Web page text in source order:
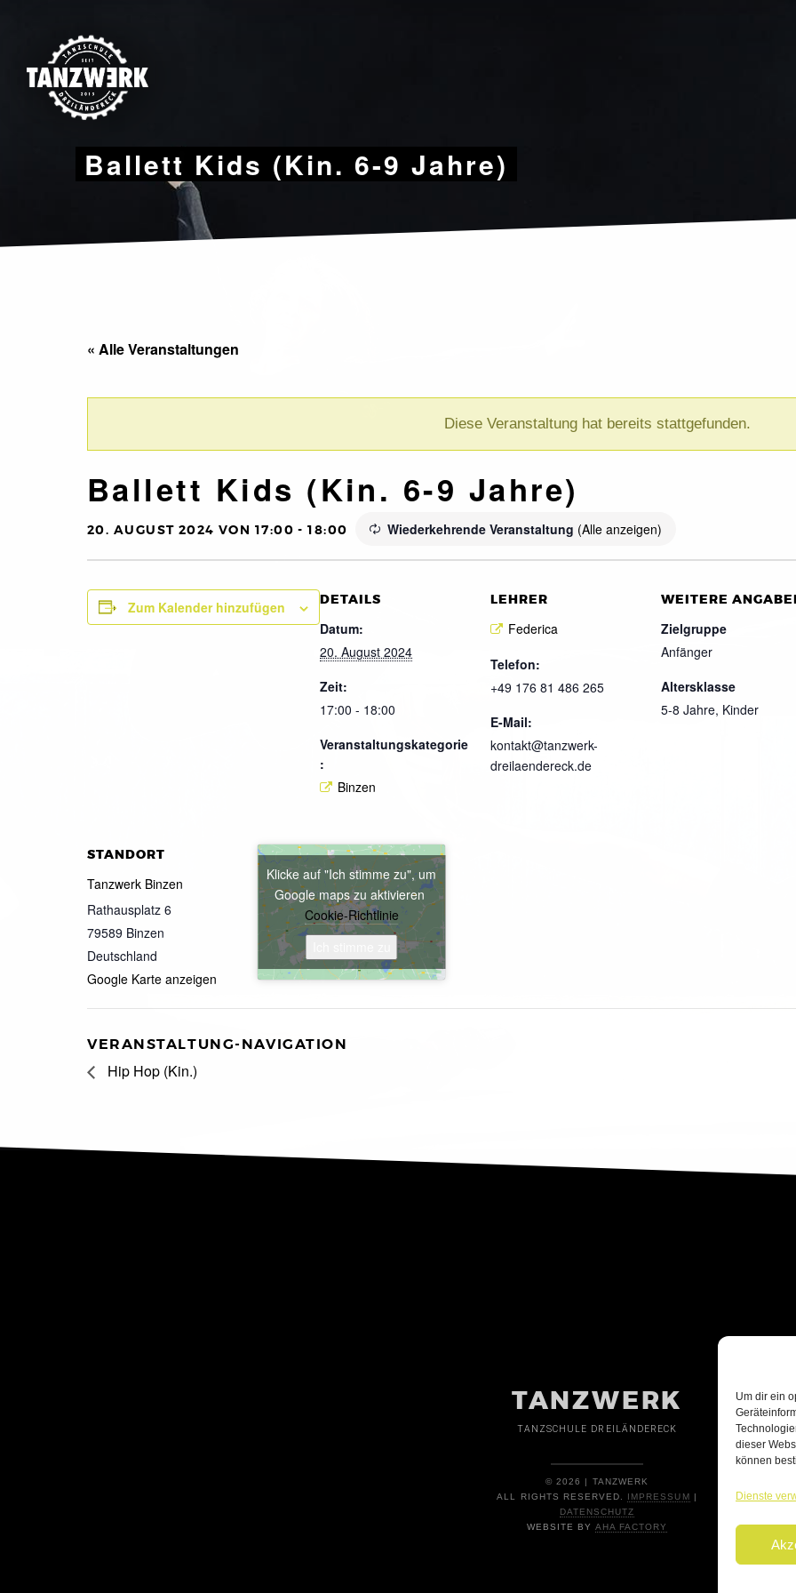
Um dir ein
dieser
können
Dienste
content
Ballett Kids (Kin. 6-9 Jahre)
« Alle Veranstaltungen
Diese Veranstaltung hat bereits stattgefunden.
Ballett Kids (Kin. 6-9 Jahre)
20. AUGUST 2024 VON 17:00 -18:00 Wiederkehrende Veranstaltung (Alle anzeigen)
Zum Kalender hinzufügen DETAILS
Datum:
20. August 2024
Zeit:
17:00 - 18:00
Veranstaltungskategorie
:
Binzen
LEHRER
Federica
Telefon:
+49 176 81 486 265
E-Mail:
kontakt@tanzwerk-
dreilaendereck.de
WEITERE
Zielgruppe
Anfänger
Altersklasse
5-8 Jahre, Kinder
STANDORT
Tanzwerk Binzen
Rathausplatz 6
79589 Binzen
Deutschland
Google Karte anzeigen
Klicke auf "Ich stimme zu", um
Google maps zu aktivieren
Cookie-Richtlinie
VERANSTALTUNG-NAVIGATION
Hip Hop (Kin.)
TANZWERK
TANZSCHULE DREILÄNDERECK
© 2026 | TANZWERK
ALL RIGHTS RESERVED. IMPRESSUM |
DATENSCHUTZ
WEBSITE BY AHA FACTORY